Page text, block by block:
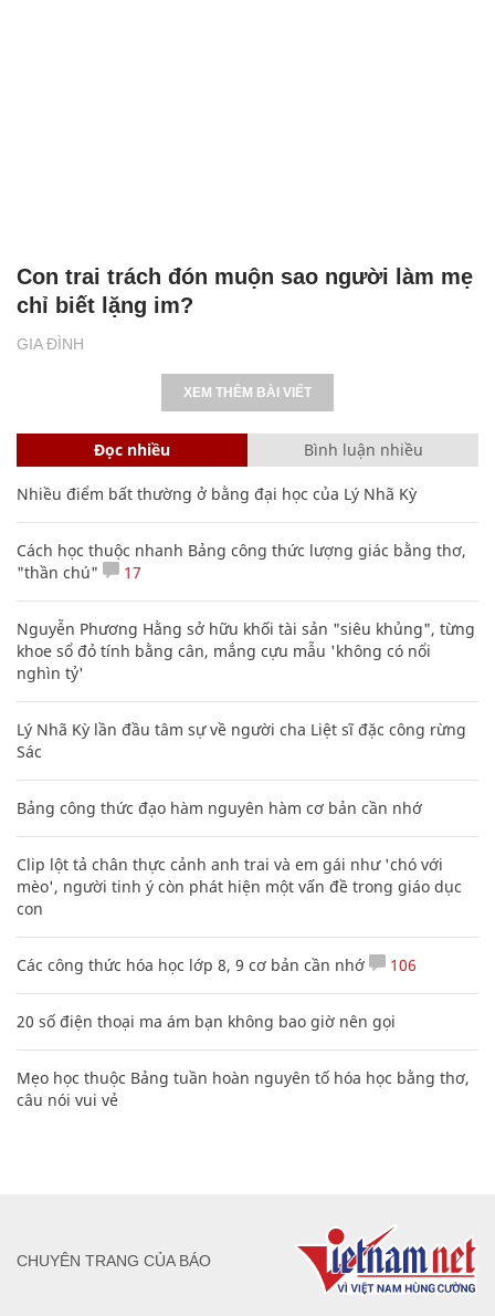
GIA ĐÌNH
Con trai trách đón muộn sao người làm mẹ
chỉ biết lặng im?
XEM THÊM BÀI VIẾT
Đọc nhiều Bình luận nhiều
Nhiều điểm bất thường ở bằng đại học của Lý Nhã Kỳ
Cách học thuộc nhanh Bảng công thức lượng giác bằng thơ,
"thần chú"
17
Nguyễn Phương Hằng sở hữu khối tài sản "siêu khủng", từng
khoe sổ đỏ tính bằng cân, mắng cựu mẫu 'không có nổi
nghìn tỷ'
Lý Nhã Kỳ lần đầu tâm sự về người cha Liệt sĩ đặc công rừng
Sác
Bảng công thức đạo hàm nguyên hàm cơ bản cần nhớ
Clip lột tả chân thực cảnh anh trai và em gái như 'chó với
mèo', người tinh ý còn phát hiện một vấn đề trong giáo dục
con
Các công thức hóa học lớp 8, 9 cơ bản cần nhớ 106
20 số điện thoại ma ám bạn không bao giờ nên gọi
Mẹo học thuộc Bảng tuần hoàn nguyên tố hóa học bằng thơ,
câu nói vui vẻ
CHUYÊN TRANG CỦA BÁO